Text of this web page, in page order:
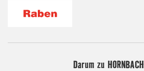
Darum zu HORNBACH